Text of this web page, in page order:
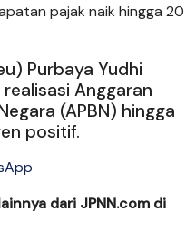
pajak naik hingga 20
Purbaya Yudhi
Anggaran
(APBN) hingga
positif.
dari JPNN.com di